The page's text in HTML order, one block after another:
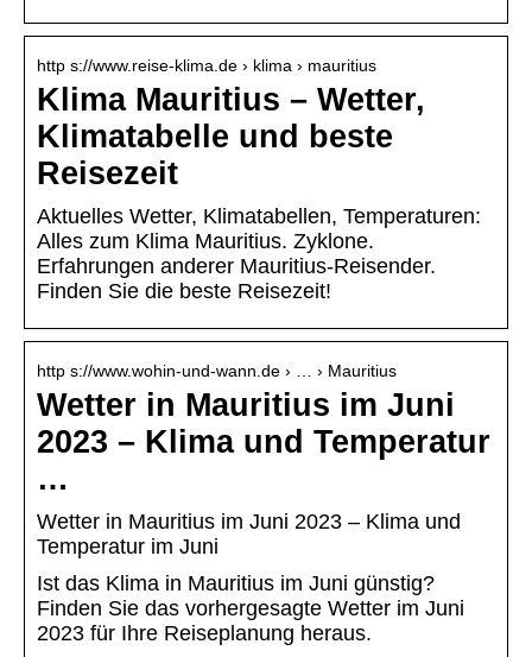
http s://www.reise-klima.de › klima › mauritius
Klima Mauritius – Wetter,
Klimatabelle und beste
Reisezeit
Aktuelles Wetter, Klimatabellen, Temperaturen:
Alles zum Klima Mauritius. Zyklone.
Erfahrungen anderer Mauritius-Reisender.
Finden Sie die beste Reisezeit!
http s://www.wohin-und-wann.de › … › Mauritius
Wetter in Mauritius im Juni
2023 – Klima und Temperatur
…
Wetter in Mauritius im Juni 2023 – Klima und
Temperatur im Juni
Ist das Klima in Mauritius im Juni günstig?
Finden Sie das vorhergesagte Wetter im Juni
2023 für Ihre Reiseplanung heraus.